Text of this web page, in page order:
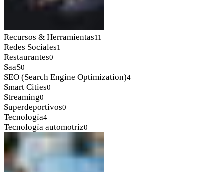
Recursos & Herramientas11
Redes Sociales1
Restaurantes0
SaaS0
SEO (Search Engine Optimization)4
Smart Cities0
Streaming0
Superdeportivos0
Tecnología4
Tecnología automotriz0